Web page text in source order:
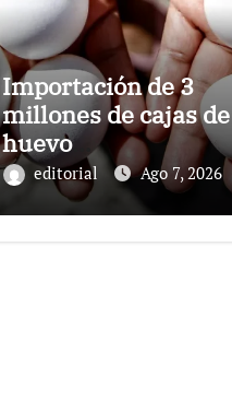
Importación de 3
millones de cajas de
huevo
estadounidense
provoca desplome
editorial Ago 7, 2026